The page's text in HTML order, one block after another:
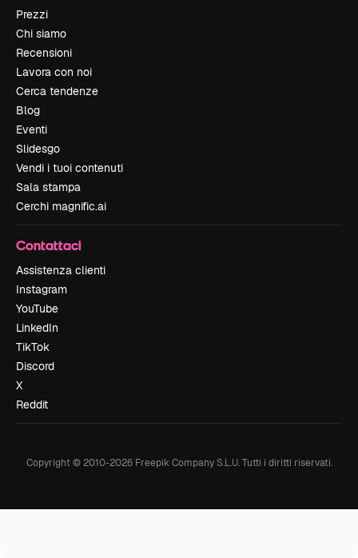
Prezzi
Chi siamo
Recensioni
Lavora con noi
Cerca tendenze
Blog
Eventi
Slidesgo
Vendi i tuoi contenuti
Sala stampa
Cerchi magnific.ai
Contattaci
Assistenza clienti
Instagram
YouTube
LinkedIn
TikTok
Discord
X
Reddit
Copyright © 2010-2026Freepik Company S.L.U. Tutti i diritti riservati.